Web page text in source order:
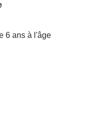
6 ans à l'âge